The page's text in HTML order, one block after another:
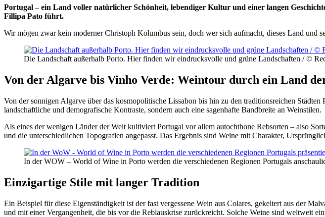
Portugal – ein Land voller natürlicher Schönheit, lebendiger Kultur und einer langen
Fillipa Pato führt.
Wir mögen zwar kein moderner Christoph Kolumbus sein, doch wer sich aufmacht, dieses Land
Die Landschaft außerhalb Porto. Hier finden wir eindrucksvolle und grüne Landschaften / ©
Von der Algarve bis Vinho Verde: Weintour durch ein Land
Von der sonnigen Algarve über das kosmopolitische Lissabon bis hin zu den traditionsreichen
landschaftliche und demografische Kontraste, sondern auch eine sagenhafte Bandbreite an Weinstilen.
Als eines der wenigen Länder der Welt kultiviert Portugal vor allem autochthone Rebsorten – also
und die unterschiedlichen Topografien angepasst. Das Ergebnis sind Weine mit Charakter,
In der WOW – World of Wine in Porto werden die verschiedenen Regionen Portugals
Einzigartige Stile mit langer Tradition
Ein Beispiel für diese Eigenständigkeit ist der fast vergessene Wein aus Colares, gekeltert aus der
und mit einer Vergangenheit, die bis vor die Reblauskrise zurückreicht. Solche Weine sind weltweit